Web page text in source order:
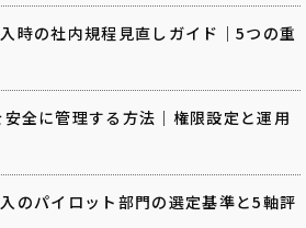
の社内規程見直しガイド｜5つの重
全に管理する方法｜権限設定と運用
パイロット部門の選定基準と5軸評